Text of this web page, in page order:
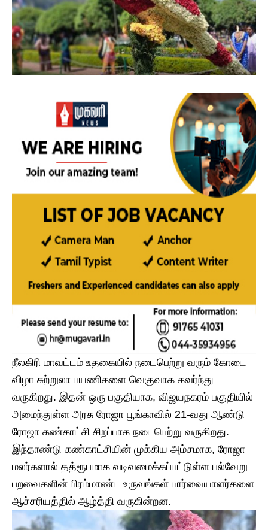
நீலகிரி மாவட்டம் உதகையில் நடைபெற்று வரும் கோடை
விழா சுற்றுலா பயணிகளை வெகுவாக கவர்ந்து
வருகிறது. இதன் ஒரு பகுதியாக, விஜயநகரம் பகுதியில்
அமைந்துள்ள அரசு ரோஜா பூங்காவில் 21-வது ஆண்டு
ரோஜா கண்காட்சி சிறப்பாக நடைபெற்று வருகிறது.
இந்தாண்டு கண்காட்சியின் முக்கிய அம்சமாக, ரோஜா
மலர்களால் தத்ரூபமாக வடிவமைக்கப்பட்டுள்ள பல்வேறு
பறவைகளின் பிரம்மாண்ட உருவங்கள் பார்வையாளர்களை
ஆச்சரியத்தில் ஆழ்த்தி வருகின்றன.